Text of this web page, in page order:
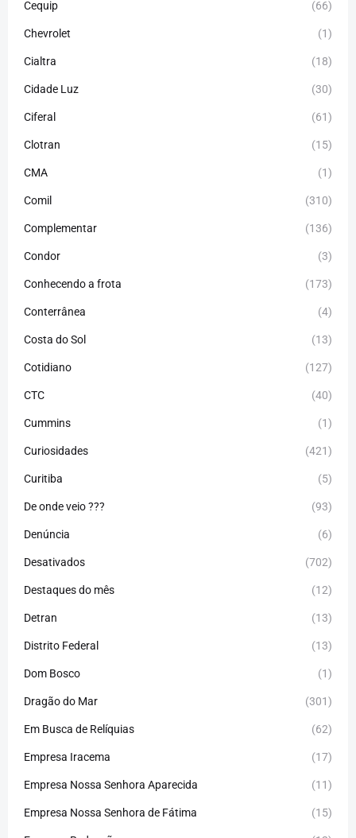
Cequip (66)
Chevrolet (1)
Cialtra (18)
Cidade Luz (30)
Ciferal (61)
Clotran (15)
CMA (1)
Comil (310)
Complementar (136)
Condor (3)
Conhecendo a frota (173)
Conterrânea (4)
Costa do Sol (13)
Cotidiano (127)
CTC (40)
Cummins (1)
Curiosidades (421)
Curitiba (5)
De onde veio ??? (93)
Denúncia (6)
Desativados (702)
Destaques do mês (12)
Detran (13)
Distrito Federal (13)
Dom Bosco (1)
Dragão do Mar (301)
Em Busca de Relíquias (62)
Empresa Iracema (17)
Empresa Nossa Senhora Aparecida (11)
Empresa Nossa Senhora de Fátima (15)